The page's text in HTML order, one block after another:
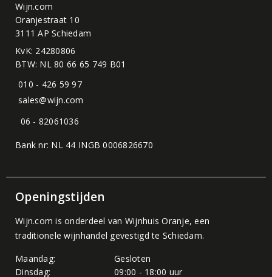
Wijn.com
Oranjestraat 10
3111 AP Schiedam
KvK: 24280806
BTW: NL 80 66 65 749 B01
010 - 426 59 97
sales@wijn.com
06 - 82061036
Bank nr: NL 44 INGB 0006826670
Openingstijden
Wijn.com is onderdeel van Wijnhuis Oranje, een
traditionele wijnhandel gevestigd te Schiedam.
Maandag:
Gesloten
Dinsdag:
09:00 - 18:00 uur